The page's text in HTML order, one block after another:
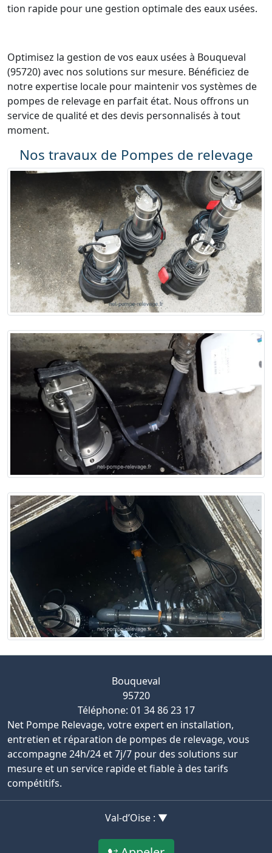
tion rapide pour une gestion optimale des eaux usées.
Optimisez la gestion de vos eaux usées à Bouqueval
(95720) avec nos solutions sur mesure. Bénéficiez de
notre expertise locale pour maintenir vos systèmes de
pompes de relevage en parfait état. Nous offrons un
service de qualité et des devis personnalisés à tout
moment.
Nos travaux de Pompes de relevage
Bouqueval
95720
Téléphone: 01 34 86 23 17
Net Pompe Relevage, votre expert en installation,
entretien et réparation de pompes de relevage, vous
accompagne 24h/24 et 7j/7 pour des solutions sur
mesure et un service rapide et fiable à des tarifs
compétitifs.
Val-d’Oise : ▼